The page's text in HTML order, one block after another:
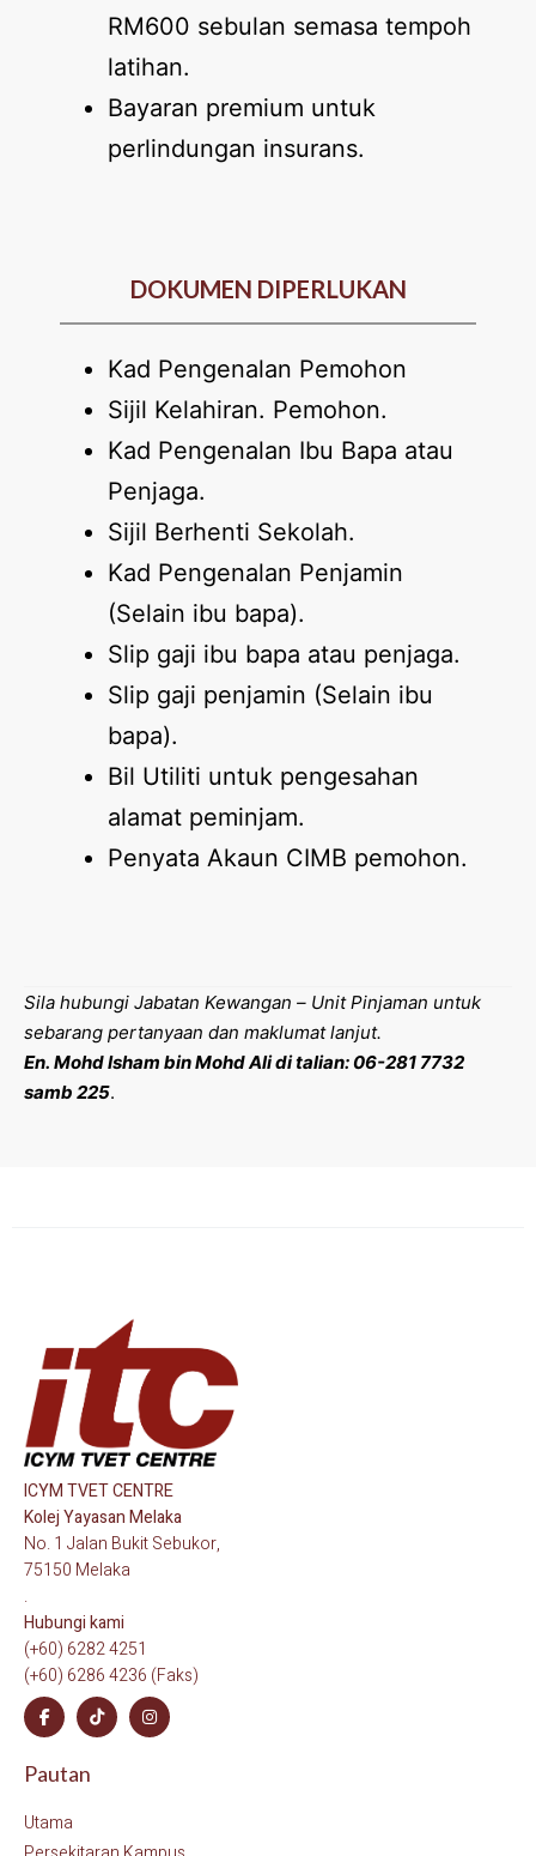
RM600 sebulan semasa tempoh
latihan.
Bayaran premium untuk
perlindungan insurans.
DOKUMEN DIPERLUKAN
Kad Pengenalan Pemohon
Sijil Kelahiran. Pemohon.
Kad Pengenalan Ibu Bapa atau
Penjaga.
Sijil Berhenti Sekolah.
Kad Pengenalan Penjamin
(Selain ibu bapa).
Slip gaji ibu bapa atau penjaga.
Slip gaji penjamin (Selain ibu
bapa).
Bil Utiliti untuk pengesahan
alamat peminjam.
Penyata Akaun CIMB pemohon.
Sila hubungi Jabatan Kewangan – Unit Pinjaman untuk
sebarang pertanyaan dan maklumat lanjut.
En. Mohd Isham bin Mohd Ali di talian: 06-281 7732
samb 225.
ICYM TVET CENTRE
Kolej Yayasan Melaka
No. 1 Jalan Bukit Sebukor,
75150 Melaka
.
Hubungi kami
(+60) 6282 4251
(+60) 6286 4236 (Faks)
Pautan
Utama